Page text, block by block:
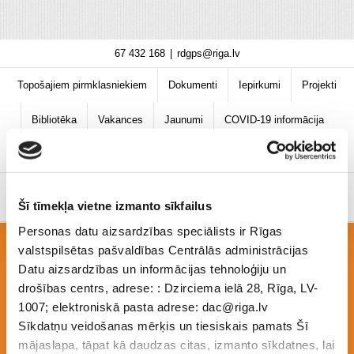
Šī tīmekļa vietne izmanto sīkfailus
Personas datu aizsardzības speciālists ir Rīgas
valstspilsētas pašvaldības Centrālās administrācijas
Datu aizsardzības un informācijas tehnoloģiju un
drošības centrs, adrese: : Dzirciema ielā 28, Rīga, LV-
1007; elektroniskā pasta adrese: dac@riga.lv
Sīkdatņu veidošanas mērķis un tiesiskais pamats Šī
mājaslapa, tāpat kā daudzas citas, izmanto sīkdatnes, lai
content
67 432 168 rdgps@riga.lv
Topošajiem pirmklasniekiem Dokumenti Iepirkumi Projekti
Bibliotēka Vakances Jaunumi COVID-19 informācija
3-not-
s_izglitojamo_elektrodrošība_drosibas_noteikumi__